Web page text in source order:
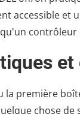
accessible et
contrôleur
première
chose de